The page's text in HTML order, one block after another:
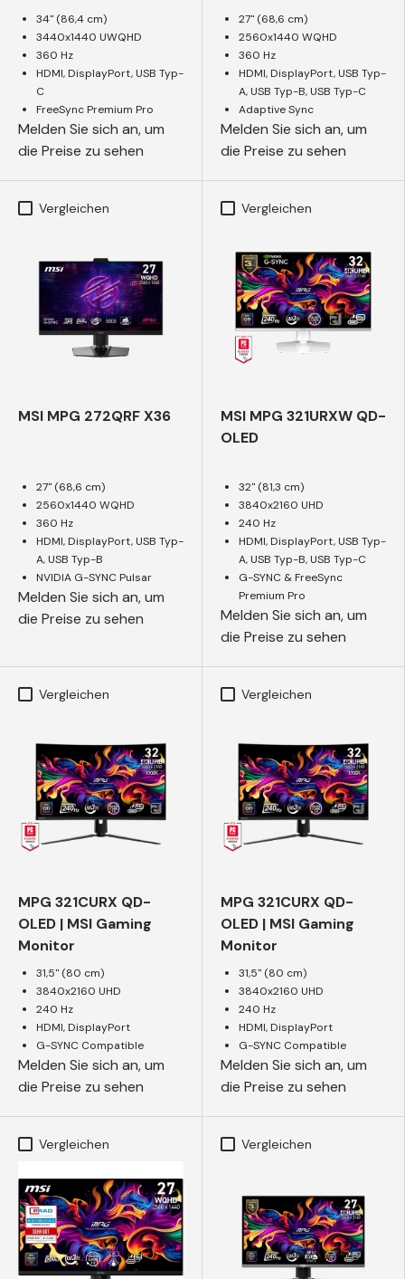
34" (86,4 cm)
3440x1440 UWQHD
360 Hz
HDMI, DisplayPort, USB Typ-
C
FreeSync Premium Pro
Melden Sie sich an, um
die Preise zu sehen
27" (68,6 cm)
2560x1440 WQHD
360 Hz
HDMI, DisplayPort, USB Typ-
A, USB Typ-B, USB Typ-C
Adaptive Sync
Melden Sie sich an, um
die Preise zu sehen
Vergleichen
MSI MPG 272QRF X36
27" (68,6 cm)
2560x1440 WQHD
360 Hz
HDMI, DisplayPort, USB Typ-
A, USB Typ-B
NVIDIA G-SYNC Pulsar
Melden Sie sich an, um
die Preise zu sehen
Vergleichen
MSI MPG 321URXW QD-
OLED
32" (81,3 cm)
3840x2160 UHD
240 Hz
HDMI, DisplayPort, USB Typ-
A, USB Typ-B, USB Typ-C
G-SYNC & FreeSync
Premium Pro
Melden Sie sich an, um
die Preise zu sehen
Vergleichen
MPG 321CURX QD-
OLED | MSI Gaming
Monitor
31,5" (80 cm)
3840x2160 UHD
240 Hz
HDMI, DisplayPort
G-SYNC Compatible
Melden Sie sich an, um
die Preise zu sehen
Vergleichen
MPG 321CURX QD-
OLED | MSI Gaming
Monitor
31,5" (80 cm)
3840x2160 UHD
240 Hz
HDMI, DisplayPort
G-SYNC Compatible
Melden Sie sich an, um
die Preise zu sehen
Vergleichen Vergleichen